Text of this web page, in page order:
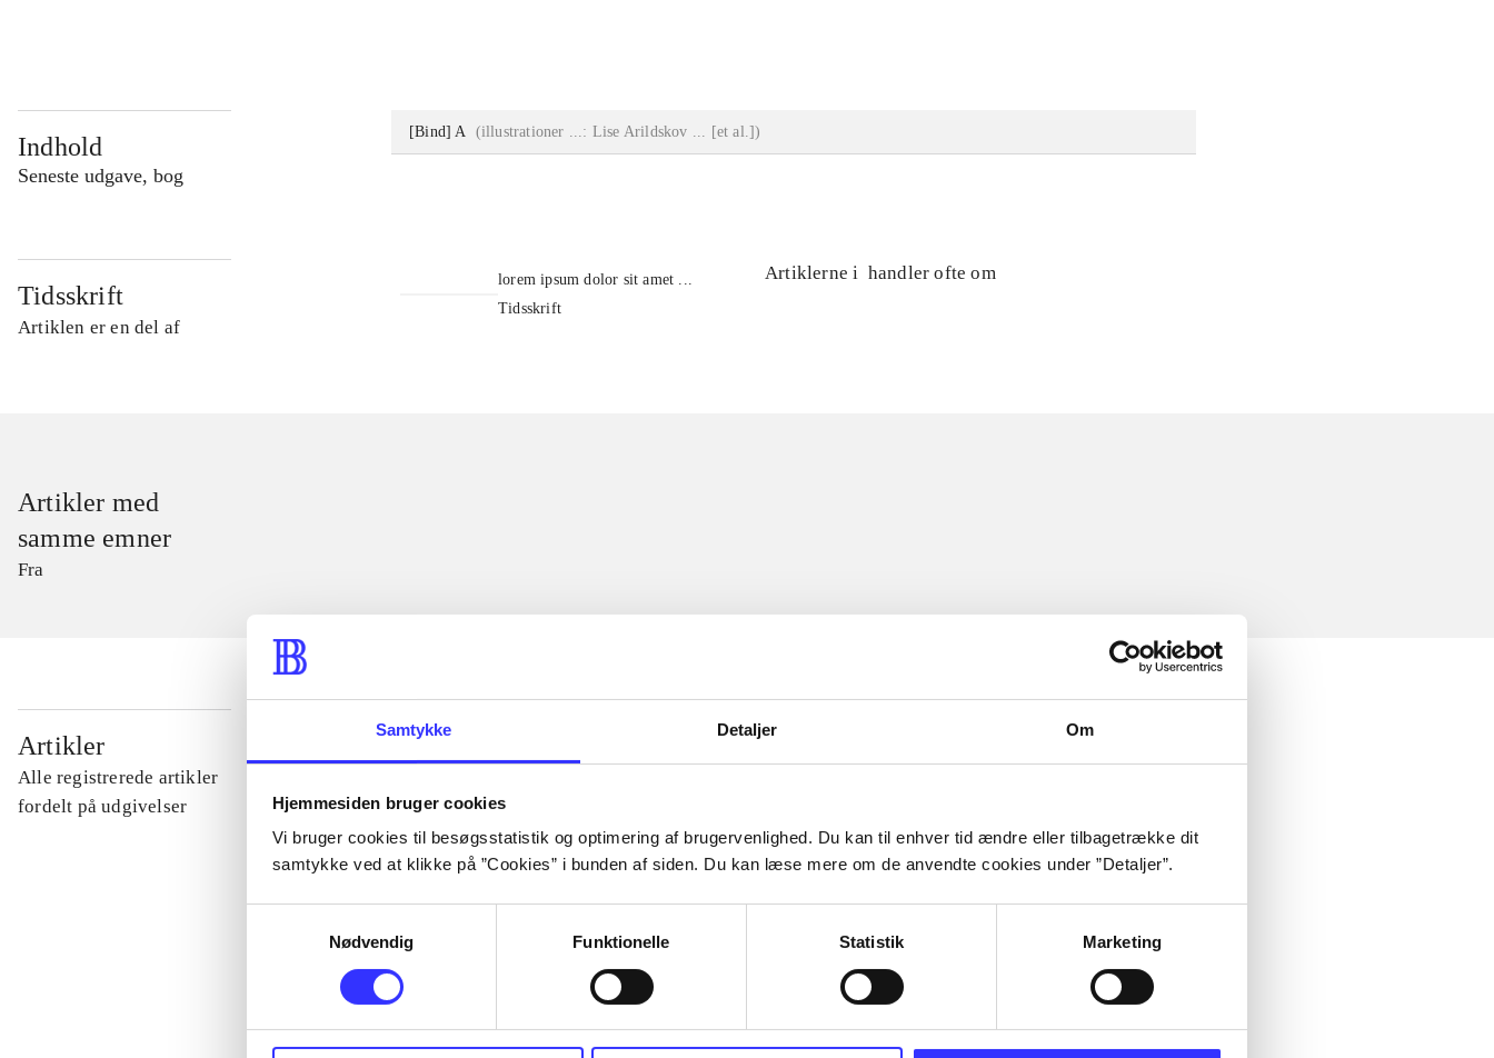
Samtykke Detaljer Om
Hjemmesiden bruger cookies
Vi bruger cookies til besøgsstatistik og optimering af brugervenlighed. Du kan til enhver tid ændre eller tilbagetrække dit
samtykke ved at klikke på ”Cookies” i bunden af siden. Du kan læse mere om de anvendte cookies under ”Detaljer”.
Nødvendig
Funktionelle Statistik Marketing
Indhold
Seneste udgave, bog
[Bind] A (illustrationer ...: Lise Arildskov ... [et al.])
Tidsskrift
Artiklen er en del af
lorem ipsum dolor sit amet ...
Tidsskrift
Artiklerne i handler ofte om
Artikler med
samme emner
Fra
Artikler
Alle registrerede artikler
fordelt på udgivelser
...
...
...
...